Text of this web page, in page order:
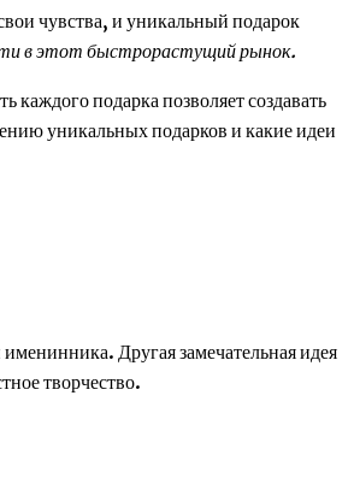
чувства, и уникальный подарок
в этот быстрорастущий рынок.
подарка позволяет создавать
уникальных подарков и какие идеи
Другая замечательная идея
творчество.